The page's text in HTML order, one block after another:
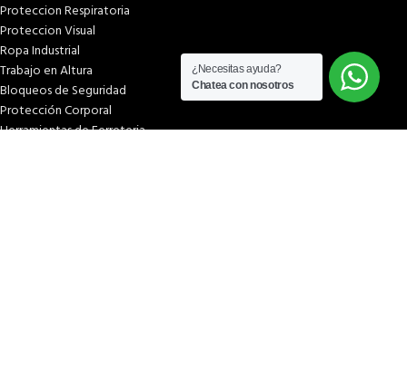
Proteccion Respiratoria
Proteccion Visual
Ropa Industrial
Trabajo en Altura
Bloqueos de Seguridad
Protección Corporal
Herramientas de Ferreteria
¿Necesitas ayuda?
Chatea con nosotros